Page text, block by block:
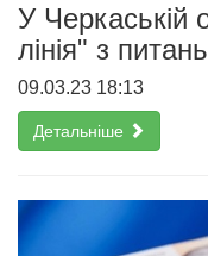
У Черкаській
лінія" з
09.03.23 18:13
Детальніше